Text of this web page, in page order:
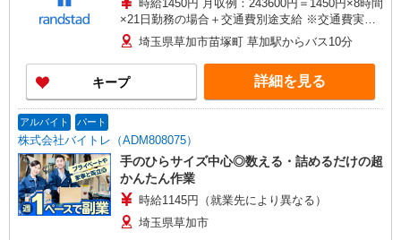
時給1450円 月収例：243600円＝1450円×8時間
×21日勤務の場合＋交通費別途支給 ※交通費実費
支給／当社規定あり。
埼玉県草加市苗塚町 草加駅からバス10分
キープ 詳細を見る
アルバイト パート
株式会社バイトレ（ADM808075）
手のひらサイズ中心◎数える・詰めるだけの超
かんたん作業
時給1145円（就業先により異なる）
埼玉県草加市